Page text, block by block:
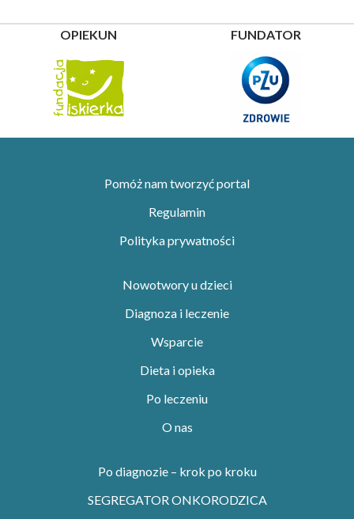
OPIEKUN FUNDATOR
Pomóż nam tworzyć portal
Regulamin
Polityka prywatności
Nowotwory u dzieci
Diagnoza i leczenie
Wsparcie
Dieta i opieka
Po leczeniu
O nas
Po diagnozie – krok po kroku
SEGREGATOR ONKORODZICA